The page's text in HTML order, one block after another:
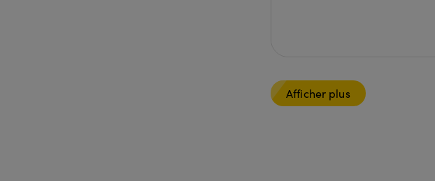
Afficher plus